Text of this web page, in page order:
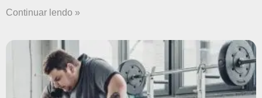
Continuar lendo »